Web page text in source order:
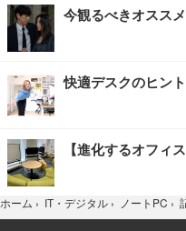
今観るべきオスス
快適デスクのヒン
【進化するオフィス
ホーム › IT・デジタル › ノートPC ›